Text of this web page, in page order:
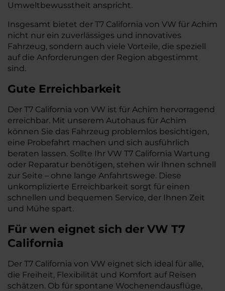
Umweltbewusstheit anspricht.
Insgesamt bietet der T7 California von VW für Achim
nicht nur ein zuverlässiges und innovatives
Fahrzeug, sondern auch viele Vorteile, die speziell
auf die Anforderungen der Region abgestimmt
sind.
Gute Erreichbarkeit
Der T7 California von VW ist für Achim hervorragend
erreichbar. Mit unserem Autohaus für Achim
können Sie das Fahrzeug problemlos besichtigen,
eine Probefahrt machen und sich ausführlich
beraten lassen. Sollte Ihr VW T7 California Wartung
oder Reparatur benötigen, stehen wir Ihnen schnell
zur Seite – ohne lange Anfahrtswege. Diese
unkomplizierte Erreichbarkeit sorgt für einen
schnellen und bequemen Service, der Ihnen Zeit
und Mühe spart.
Für wen eignet sich der VW T7
California
Der T7 California von VW eignet sich ideal für alle,
die Freiheit, Flexibilität und Komfort auf Reisen
schätzen. Ob für spontane Wochenendausflüge,